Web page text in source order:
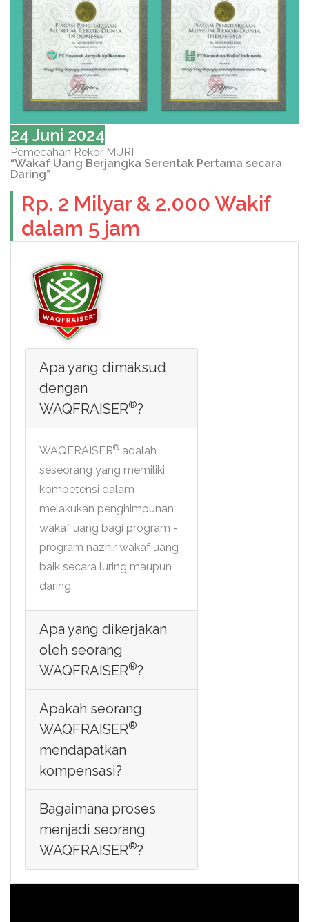
24 Juni 2024
Pemecahan Rekor MURI
“Wakaf Uang Berjangka Serentak Pertama secara
Daring”
Rp. 2 Milyar & 2.000 Wakif
dalam 5 jam
Apa yang dimaksud
dengan
WAQFRAISER®?
WAQFRAISER® adalah
seseorang yang memiliki
kompetensi dalam
melakukan penghimpunan
wakaf uang bagi program -
program nazhir wakaf uang
baik secara luring maupun
daring.
Apa yang dikerjakan
oleh seorang
WAQFRAISER®?
Apakah seorang
WAQFRAISER®
mendapatkan
kompensasi?
Bagaimana proses
menjadi seorang
WAQFRAISER®?